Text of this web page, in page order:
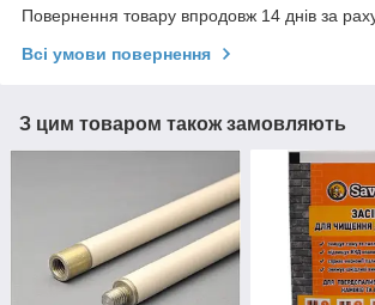
Повернення товару впродовж 14 днів за
Всі умови повернення
З цим товаром також замовляють